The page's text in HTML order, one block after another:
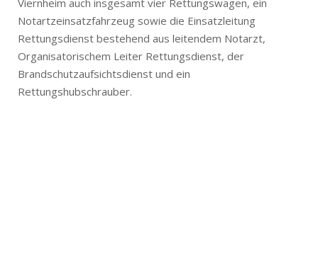
Viernheim auch insgesamt vier Rettungswagen, ein
Notartzeinsatzfahrzeug sowie die Einsatzleitung
Rettungsdienst bestehend aus leitendem Notarzt,
Organisatorischem Leiter Rettungsdienst, der
Brandschutzaufsichtsdienst und ein
Rettungshubschrauber.